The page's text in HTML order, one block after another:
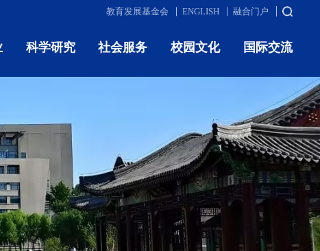
教育发展基金会 ENGLISH 融合门户
科学研究 社会服务 校园文化 国际交流